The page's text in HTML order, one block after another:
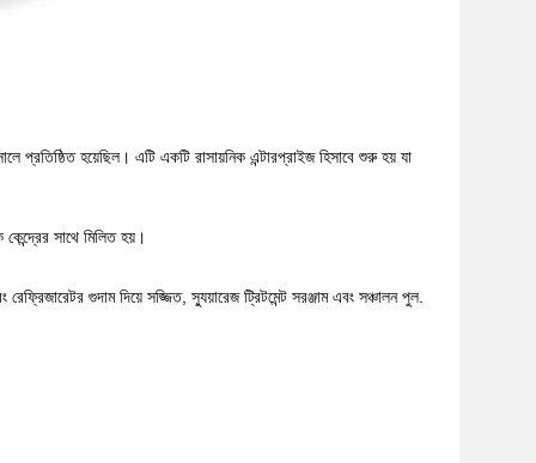
হয়েছিল। এটি একটি রাসায়নিক এন্টারপ্রাইজ হিসাবে শুরু হয় যা
সাথে মিলিত হয়।
গুদাম দিয়ে সজ্জিত, স্যুয়ারেজ ট্রিটমেন্ট সরঞ্জাম এবং সঞ্চালন পুল.